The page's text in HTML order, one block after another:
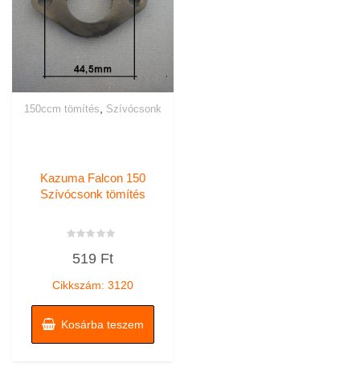
150ccm tömítés Szívócsonk
Kazuma Falcon 150
Szívócsonk tömítés
519 Ft
Cikkszám: 3120
Kosárba teszem